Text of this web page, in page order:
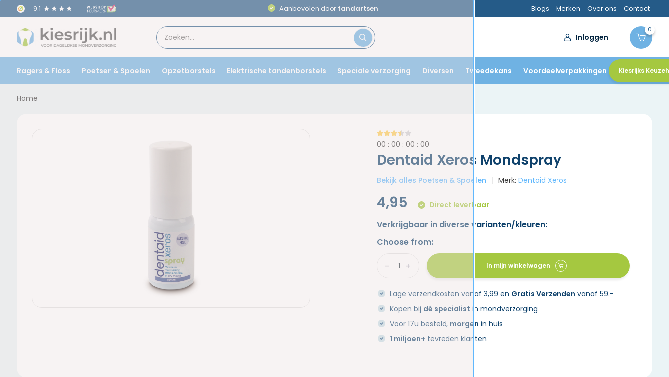
9.1 Aanbevolen door tandartsen Blogs Merken Over ons Contact
Inloggen
0
Ragers & Floss Poetsen & Spoelen Opzetborstels Elektrische tandenborstels Speciale verzorging Diversen Tweedekans Voordeelverpakkingen Kiesrijks
Home
00 :00 :00 :00
Dentaid Xeros Mondspray
Bekijk alles Poetsen & Spoelen Merk:Dentaid Xeros
4,95 Direct leverbaar
Verkrijgbaar in diverse varianten/kleuren:
Choose from:
+
- In mijn winkelwagen
Lage verzendkosten vanaf 3,99 en Gratis Verzenden vanaf 59.-
Kopen bij dé specialist in mondverzorging
Voor 17u besteld, morgen in huis
1 miljoen+ tevreden klanten